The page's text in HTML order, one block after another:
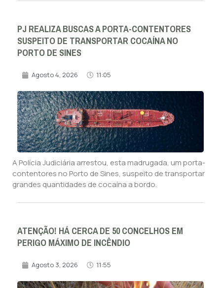
PJ REALIZA BUSCAS A PORTA-CONTENTORES
SUSPEITO DE TRANSPORTAR COCAÍNA NO
PORTO DE SINES
Agosto 4, 2026 11:05
A Polícia Judiciária arrestou, esta madrugada, um porta-
contentores no Porto de Sines, suspeito de transportar
grandes quantidades de cocaína a bordo.
ATENÇÃO! HÁ CERCA DE 50 CONCELHOS EM
PERIGO MÁXIMO DE INCÊNDIO
Agosto 3, 2026 11:55